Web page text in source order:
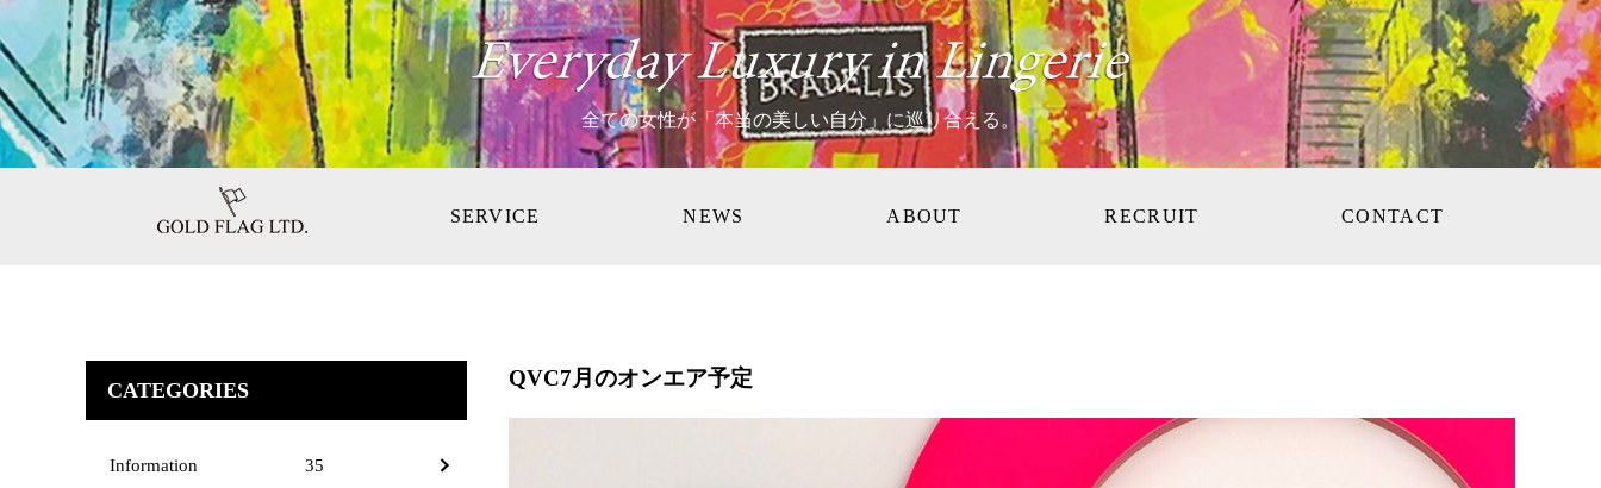
全ての女性が「本当の美しい自分」に巡り合える。
SERVICE NEWS ABOUT RECRUIT CONTACT
QVC7月のオンエア予定
CATEGORIES
Information 35